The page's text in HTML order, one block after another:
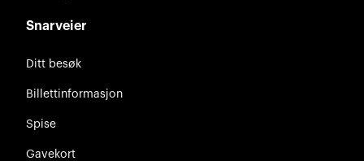
Snarveier
Ditt besøk
Billettinformasjon
Spise
Gavekort